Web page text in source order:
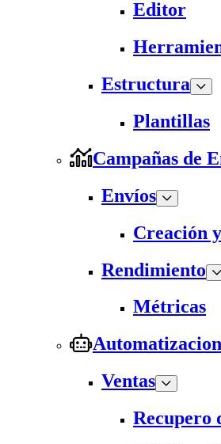
Editor
Estructura
Plantillas
Campañas de
Envíos
Creación
Rendimiento
Métricas
Ventas
Recupero